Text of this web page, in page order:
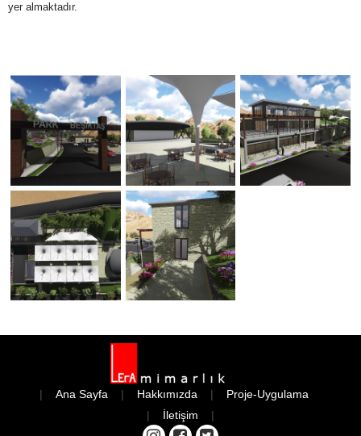
yer almaktadır.
| Ana Sayfa | Hakkımızda |
Proje-Uygulama
|
İletişim |